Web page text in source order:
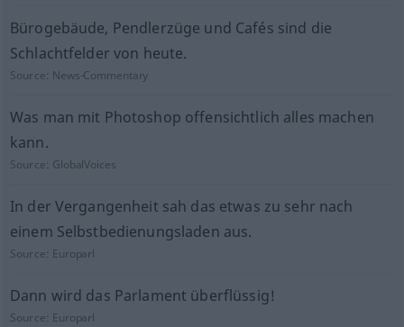
Bürogebäude, Pendlerzüge und Cafés sind die
Schlachtfelder von heute.
Source: News-Commentary
Was man mit Photoshop offensichtlich alles machen
kann.
Source: GlobalVoices
In der Vergangenheit sah das etwas zu sehr nach
einem Selbstbedienungsladen aus.
Source: Europarl
Dann wird das Parlament überflüssig!
Source: Europarl